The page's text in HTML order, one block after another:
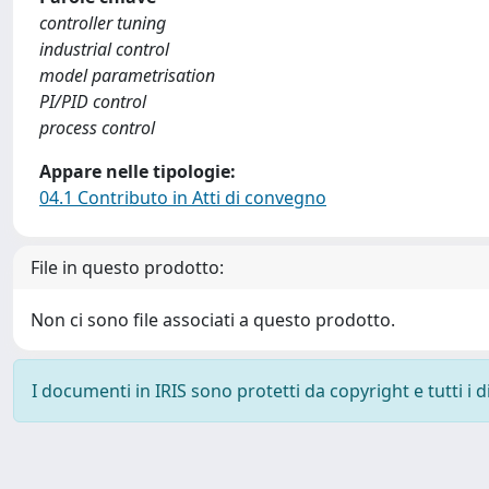
controller tuning
industrial control
model parametrisation
PI/PID control
process control
Appare nelle tipologie:
04.1 Contributo in Atti di convegno
File in questo prodotto:
Non ci sono file associati a questo prodotto.
I documenti in IRIS sono protetti da copyright e tutti i